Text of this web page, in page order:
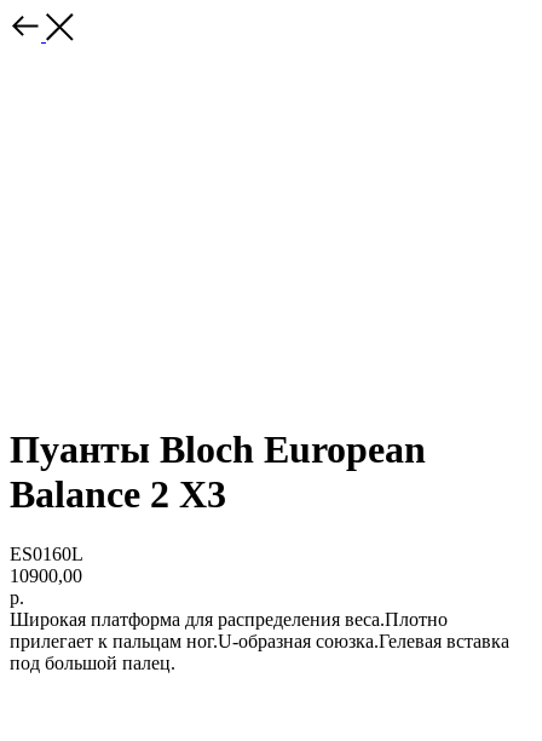
Пуанты Bloch European
Balance 2 Х3
ES0160L
10900,00
р.
Широкая платформа для распределения веса.Плотно
прилегает к пальцам ног.U-образная союзка.Гелевая вставка
под большой палец.